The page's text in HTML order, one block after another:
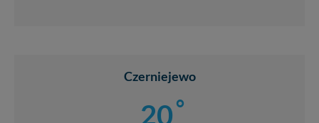
Czerniejewo
20°